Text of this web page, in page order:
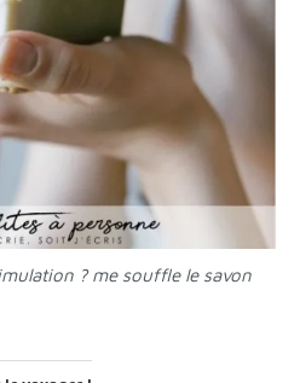
? me souffle le savon